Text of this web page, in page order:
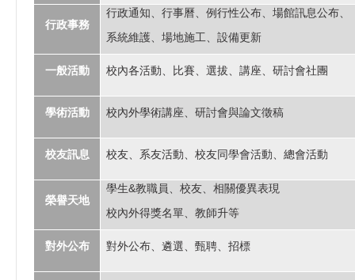
行政事務
行政通知、行事曆、例行性公布、場館訊息公布、
系統維護、場地施工、設備更新
一般活動 校內各活動、比賽、選拔、講座、研討會社團
學術活動 校內外學術講座、研討會與論文徵稿
校友訊息 校友、系友活動、校友同學會活動、總會活動
榮譽天地
學生&教職員、校友、相關優異表現
校內外得獎名單、教師升等
對外公布 對外公布、遴選、甄聘、招標